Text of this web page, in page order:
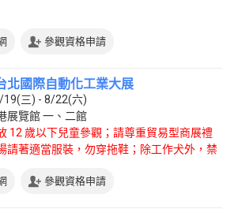
參觀資格申請
北國際自動化工業大展
三) - 8/22(六)
展覽館 一、二館
12 歲以下兒童參觀；請尊重貿易型商展禮
請著適當服裝，勿穿拖鞋；除工作犬外，禁
參觀資格申請